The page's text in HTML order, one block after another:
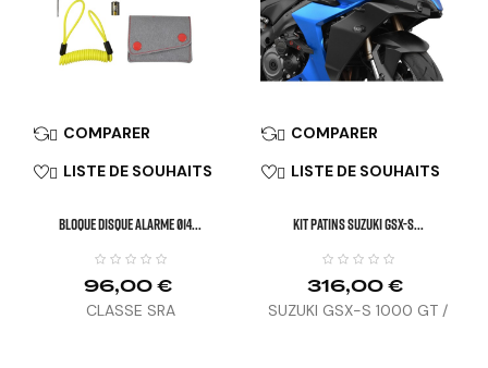
 COMPARER
 LISTE DE SOUHAITS
BLOQUE DISQUE ALARME Ø14...
96,00 €
CLASSE SRA
 COMPARER
 LISTE DE SOUHAITS
KIT PATINS SUZUKI GSX-S...
316,00 €
SUZUKI GSX-S 1000 GT /